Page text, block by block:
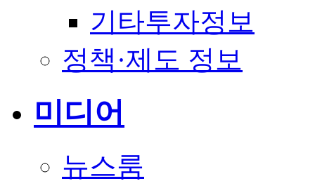
기타투자정보
정책·제도 정보
미디어
뉴스룸